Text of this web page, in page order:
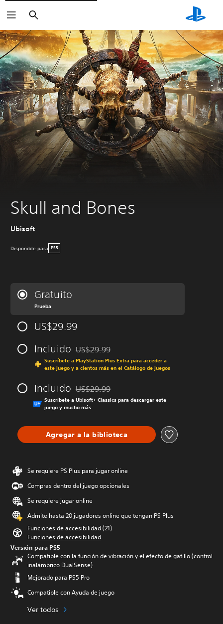
Buscar
Skull and Bones
Ubisoft
Disponible para PS5
Gratuito
Prueba
US$29.99
Incluido
Rebajado del precio original de US$29.99
US$29.99
Suscríbete a PlayStation Plus Extra para acceder a
este juego y a cientos más en el Catálogo de juegos
Incluido Rebajado del precio original de US$29.99
US$29.99
Suscríbete a Ubisoft+ Classics para descargar este
juego y mucho más
Agregar a la biblioteca
Se requiere PS Plus para jugar online
Compras dentro del juego opcionales
Se requiere jugar online
Admite hasta 20 jugadores online que tengan PS Plus
Funciones de accesibilidad (21)
Funciones de accesibilidad
Versión para PS5
Compatible con la función de vibración y el efecto de gatillo (control
inalámbrico DualSense)
Mejorado para PS5 Pro
Compatible con Ayuda de juego
Ver todos